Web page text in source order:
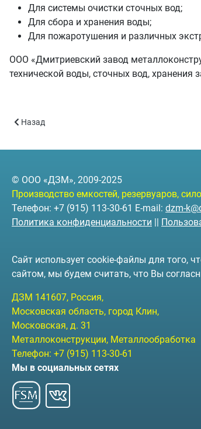
Для системы очистки сточных вод;
Для сбора и хранения воды;
Для пожаротушения и различных
ООО «Дмитриевский завод
технической воды, сточных вод,
Предыдущий: Наши клиенты
Назад
© ООО «ДЗМ», 2009-2025
Производство емкостей, резервуаров,
Телефон: +7 (915) 113-30-61 E-mail: dzm-
Политика конфиденциальности ||
Сайт использует cookie-файлы для того,
сайтом, мы будем считать, что Вы
ДЗМ 141607, Россия,
Московская область, город Клин,
Московская, д. 31
Металлоконструкции, Металлообработка
Телефон: +7 (915) 113-30-61
Мы в социальных сетях